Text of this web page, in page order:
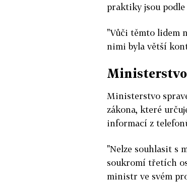
praktiky jsou podle
"Vůči těmto lidem
nimi byla větší
Ministerstvo
zákona, které
informací z
"Nelze souhlasit s
soukromí třetích
ministr ve svém